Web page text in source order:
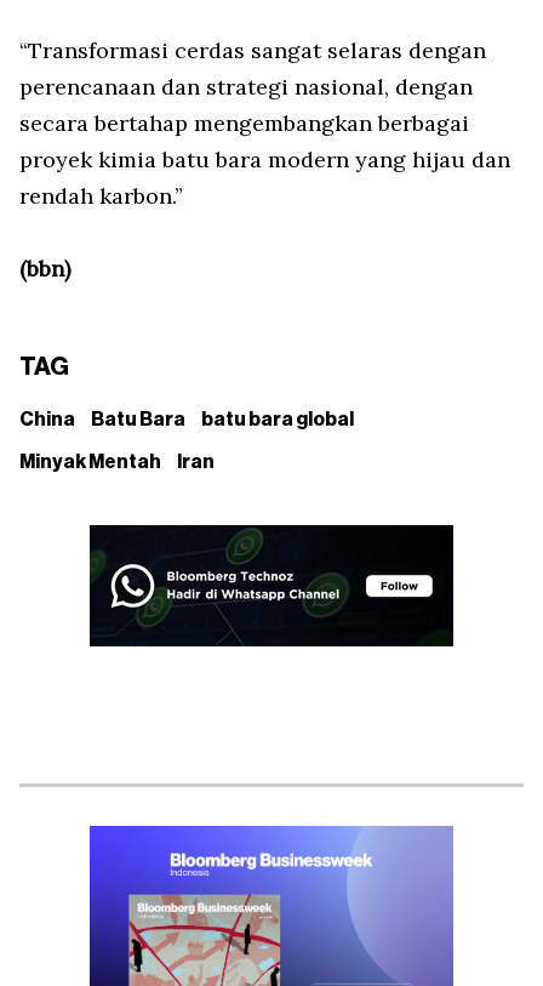
“Transformasi cerdas sangat selaras dengan
perencanaan dan strategi nasional, dengan
secara bertahap mengembangkan berbagai
proyek kimia batu bara modern yang hijau dan
rendah karbon.”
(bbn)
TAG
China Batu Bara batu bara global
Minyak Mentah Iran